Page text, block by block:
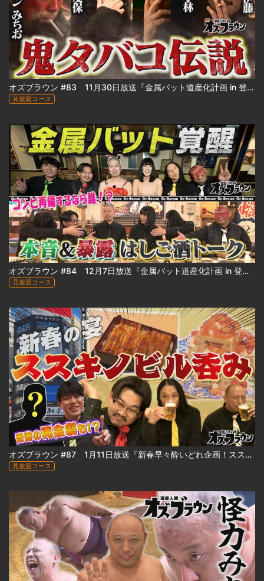
オズブラウン #83 11月30日放送『金属バット道産化計画 in 登別』（中編）
見放題コース
オズブラウン #84 12月7日放送『金属バット道産化計画 in 登別』（後編）
見放題コース
オズブラウン #87 1月11日放送『新春早々酔いどれ企画！ススキノビル呑み探訪 ～わたなべビル編～（前編）』
見放題コース